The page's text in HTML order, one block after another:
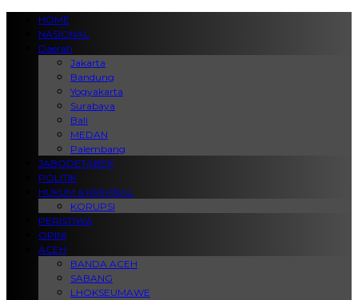
HOME
NASIONAL
Daerah
Jakarta
Bandung
Yogyakarta
Surabaya
Bali
MEDAN
Palembang
JABODETABEK
POLITIK
HUKUM & KRIMINAL
KORUPSI
PERISTIWA
OPINI
ACEH
BANDA ACEH
SABANG
LHOKSEUMAWE